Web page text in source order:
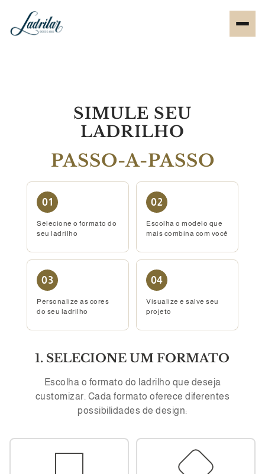
SIMULE SEU
LADRILHO
PASSO-A-PASSO
01
Selecione o formato do
seu ladrilho
02
Escolha o modelo que
mais combina com você
03
Personalize as cores
do seu ladrilho
04
Visualize e salve seu
projeto
1. SELECIONE UM FORMATO
Escolha o formato do ladrilho que deseja
customizar. Cada formato oferece diferentes
possibilidades de design: